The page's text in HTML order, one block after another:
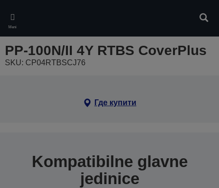
main
content
Meni
PP-100N/II 4Y RTBS CoverPlus
SKU: CP04RTBSCJ76
Где купити
Kompatibilne glavne
jedinice